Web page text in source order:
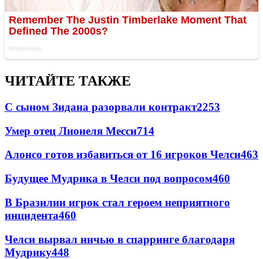
ЧИТАЙТЕ ТАКЖЕ
С сыном Зидана разорвали контракт2253
Умер отец Лионеля Месси714
Алонсо готов избавиться от 16 игроков Челси463
Будущее Мудрика в Челси под вопросом460
В Бразилии игрок стал героем неприятного
инцидента460
Челси вырвал ничью в спарринге благодаря
Мудрику448